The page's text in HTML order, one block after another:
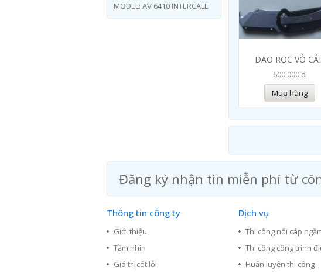
DAO RỌC VỎ
600.000 ₫
Mua hàng
MODEL: AV 6410 INTERCALE
Đăng ký nhận tin miễn phí từ
Thông tin công ty
Giới thiệu
Tầm nhìn
Giá trị cốt lỗi
Dịch vụ
Thi công nối cáp
Thi công công trình
Huấn luyện thi công